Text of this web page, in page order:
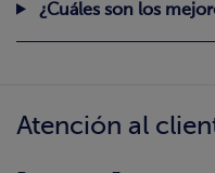
¿Cuáles son los
Atención al